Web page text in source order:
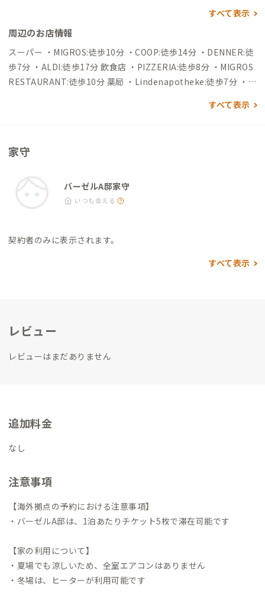
→（バス17分）→Bahnhof SBB→（電車13分）→Frenkend
orf-Füllinsdorf→（徒歩20分）→到着 自動車でアクセスする場
合 ▼チューリッヒ国際空港から →（一般道50分）→到着 ▼ユー
ロエアポート・バーゼル=ミュールーズ空港から →（一般道20
分）→到着
すべて表示
周辺のお店情報
スーパー ・MIGROS:徒歩10分 ・COOP:徒歩14分 ・DENNER:徒
歩7分 ・ALDI:徒歩17分 飲食店 ・PIZZERIA:徒歩8分 ・MIGROS
RESTAURANT:徒歩10分 薬局 ・Lindenapotheke:徒歩7分 ・dr
すべて表示
家守
バーゼルA邸家守
いつも会える
契約者のみに表示されます。
すべて表示
レビュー
レビューはまだありません
追加料金
なし
注意事項
【海外拠点の予約における注意事項】
・バーゼルA邸は、1泊あたりチケット5枚で滞在可能です
【家の利用について】
・夏場でも涼しいため、全室エアコンはありません
・冬場は、ヒーターが利用可能です